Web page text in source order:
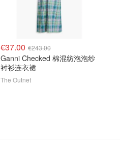
€37.00 €243.00
Ganni Checked 棉混纺泡泡纱
衬衫连衣裙
The Outnet